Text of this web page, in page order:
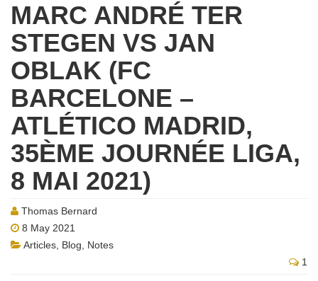
MARC ANDRÉ TER
STEGEN VS JAN
OBLAK (FC
BARCELONE –
ATLÉTICO MADRID,
35ÈME JOURNÉE LIGA,
8 MAI 2021)
Thomas Bernard
8 May 2021
Articles Blog
Notes
1